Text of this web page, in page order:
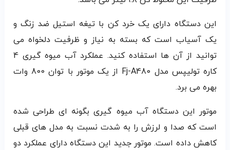
این دستگاه دارای یک خرد کن با تیغه استیل ضد زنگ و
یک آسیاب است که بسته به نیاز و ظرفیت دلخواه می
توانید از آن ها استفاده کنید. عملکرد آب میوه گیری 4
کاره تولیپس مدل Fj-A480 از یک موتور با توان 800 وات
بهره می برد.
موتور این دستگاه آب میوه گیری بگونه ای طراحی شده
است که صدا و لرزش را به شدت نسبت به مدل های قبلی
کاهش داده است. موتور جدید این دستگاه دارای عملکرد دو